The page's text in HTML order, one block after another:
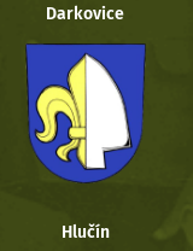
Darkovice
Hlučín